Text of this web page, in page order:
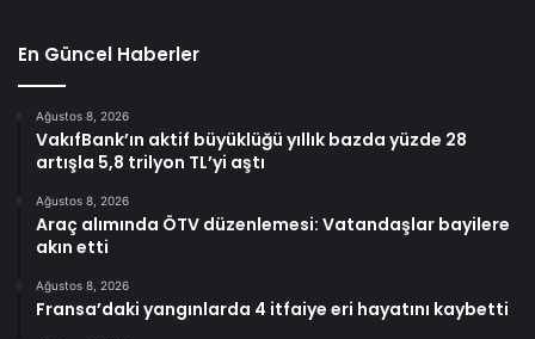
En Güncel Haberler
Ağustos 8, 2026
VakıfBank’ın aktif büyüklüğü yıllık bazda yüzde 28
artışla 5,8 trilyon TL’yi aştı
Ağustos 8, 2026
Araç alımında ÖTV düzenlemesi: Vatandaşlar bayilere
akın etti
Ağustos 8, 2026
Fransa’daki yangınlarda 4 itfaiye eri hayatını kaybetti